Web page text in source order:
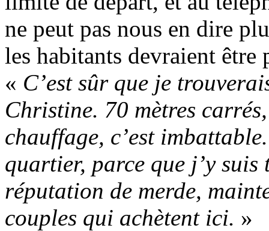
ne peut pas nous en dire
les habitants devraient être
« C’est sûr que je
Christine. 70 mètres
chauffage, c’est
quartier, parce que j’y
réputation de merde,
couples qui achètent ici. »